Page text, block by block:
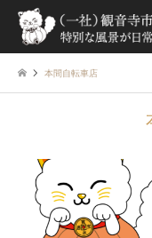
本間自転車店